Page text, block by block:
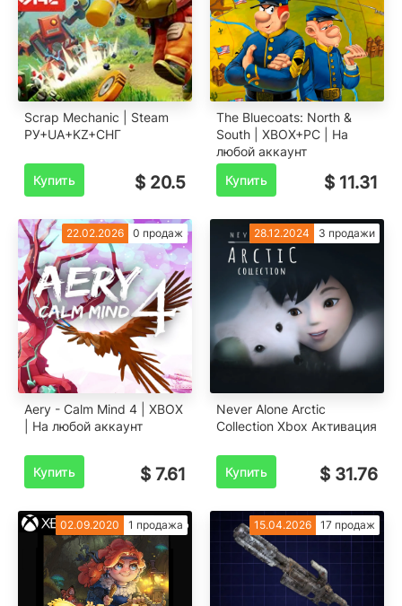
Scrap Mechanic | Steam
РУ+UA+KZ+СНГ
Купить $ 20.5
The Bluecoats: North &
South | XBOX+PC | На
любой аккаунт
Купить
$ 11.31
22.02.2026 0 продаж
Aery - Calm Mind 4 | XBOX
| На любой аккаунт
Купить $ 7.61
28.12.2024 3 продажи
Never Alone Arctic
Collection Xbox Активация
Купить $ 31.76
02.09.2020 1 продажа 15.04.2026 17 продаж